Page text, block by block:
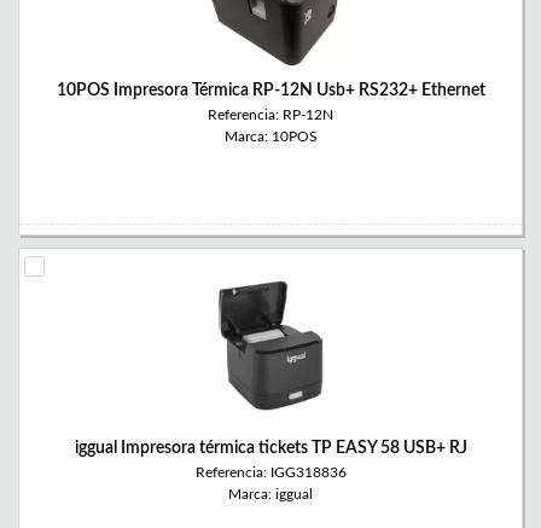
10POS Impresora Térmica RP-12N Usb+ RS232+ Ethernet
Referencia: RP-12N
Marca: 10POS
iggual Impresora térmica tickets TP EASY 58 USB+ RJ
Referencia: IGG318836
Marca: iggual